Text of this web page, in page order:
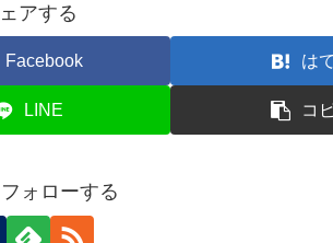
アする
Facebook は
LINE コ
ォローする